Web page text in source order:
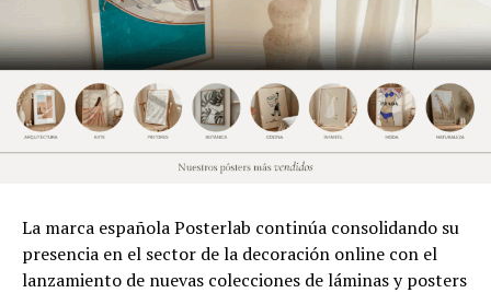
La marca española Posterlab continúa consolidando su
presencia en el sector de la decoración online con el
lanzamiento de nuevas colecciones de láminas y posters